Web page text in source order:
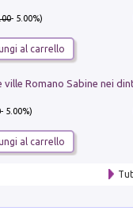
- 5.00%)
al carrello
- 5.00%)
al carrello